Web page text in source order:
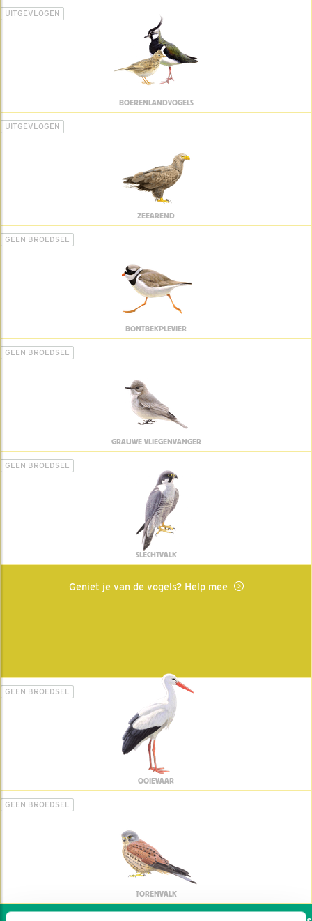
UITGEVLOGEN
BOERENLANDVOGELS
UITGEVLOGEN
ZEEAREND
GEEN BROEDSEL
BONTBEKPLEVIER
GEEN BROEDSEL
GRAUWE VLIEGENVANGER
GEEN BROEDSEL
SLECHTVALK
Geniet je van de vogels? Help mee
GEEN BROEDSEL
OOIEVAAR
GEEN BROEDSEL
TORENVALK